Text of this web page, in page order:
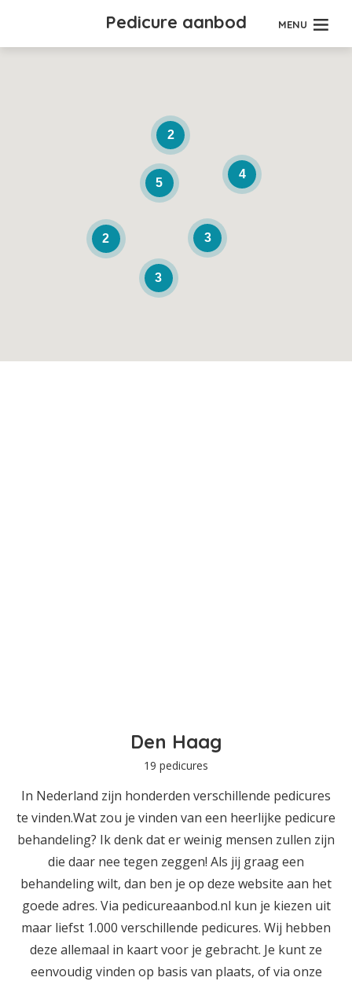
Pedicure aanbod MENU
5
4
2
3
3
2
Den Haag
19 pedicures
In Nederland zijn honderden verschillende pedicures
te vinden.Wat zou je vinden van een heerlijke pedicure
behandeling? Ik denk dat er weinig mensen zullen zijn
die daar nee tegen zeggen! Als jij graag een
behandeling wilt, dan ben je op deze website aan het
goede adres. Via pedicureaanbod.nl kun je kiezen uit
maar liefst 1.000 verschillende pedicures. Wij hebben
deze allemaal in kaart voor je gebracht. Je kunt ze
eenvoudig vinden op basis van plaats, of via onze